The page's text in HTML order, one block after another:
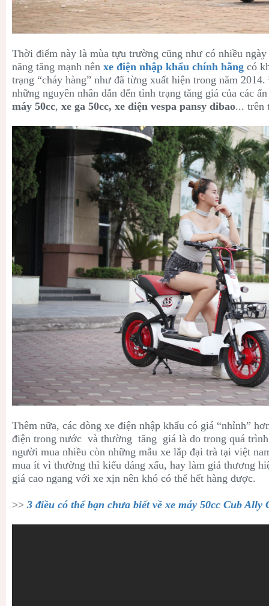
Thời điểm này là mùa tựu trường cũng như có nhiều
năng tăng mạnh nên xe điện nhập khẩu chính hãng có
trạng “cháy hàng” như đã từng xuất hiện trong năm
những nguyên nhân dẫn đến tình trạng tăng giá của các
máy 50cc, xe ga 50cc, xe điện vespa pansy dibao... trên
Thêm nữa, các dòng xe điện nhập khẩu có giá “nhỉnh”
điện trong nước và thường tăng giá là do trong quá
người mua nhiều còn những mẫu xe lắp đại trà tại việt
mua ít vì thường thì kiểu dáng xấu, hay làm giả thương
giá cao ngang với xe xịn nên khó có thể hết hàng được.
>> 3 điều có thể bạn chưa biết về xe máy 50cc Cub Ally